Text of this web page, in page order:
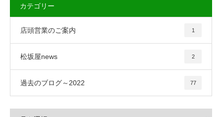
カテゴリー
店頭営業のご案内 1
松坂屋news 2
過去のブログ～2022 77